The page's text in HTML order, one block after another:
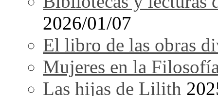
2026/01/07
El libro de las obras
Mujeres en la
Las hijas de Lilith